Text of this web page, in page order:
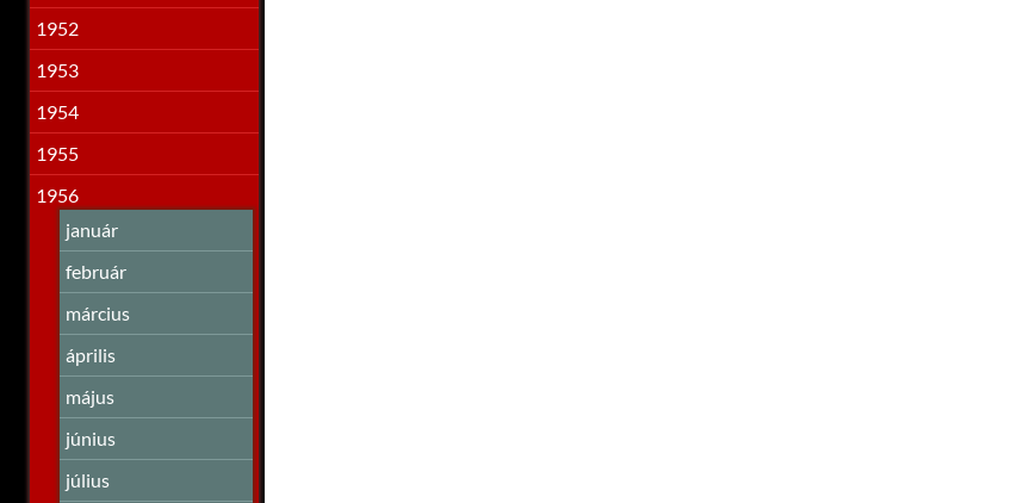
1952
1953
1954
1955
1956
január
február
március
április
május
június
július